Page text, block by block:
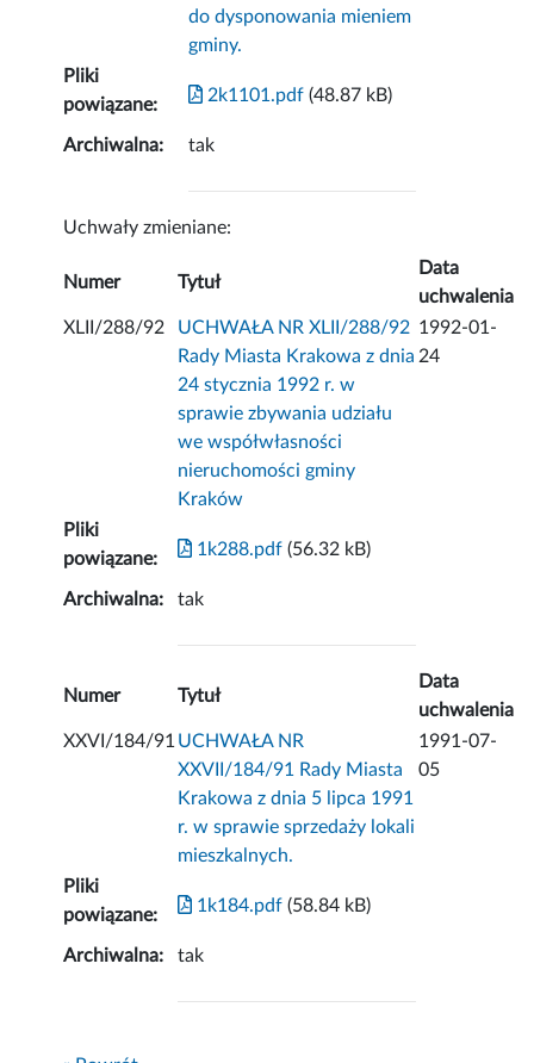
do dysponowania mieniem
gminy.
Pliki
powiązane:
2k1101.pdf (48.87 kB)
Archiwalna: tak
Uchwały zmieniane:
Numer Tytuł
Data
uchwalenia
XLII/288/92
UCHWAŁA NR XLII/288/92
Rady Miasta Krakowa z dnia
24 stycznia 1992 r. w
sprawie zbywania udziału
we współwłasności
nieruchomości gminy
Kraków
1992-01-
24
Pliki
powiązane:
1k288.pdf (56.32 kB)
Archiwalna: tak
Numer Tytuł
Data
uchwalenia
XXVI/184/91 UCHWAŁA NR
XXVII/184/91 Rady Miasta
Krakowa z dnia 5 lipca 1991
r. w sprawie sprzedaży lokali
mieszkalnych.
1991-07-
05
Pliki
powiązane:
1k184.pdf (58.84 kB)
Archiwalna: tak